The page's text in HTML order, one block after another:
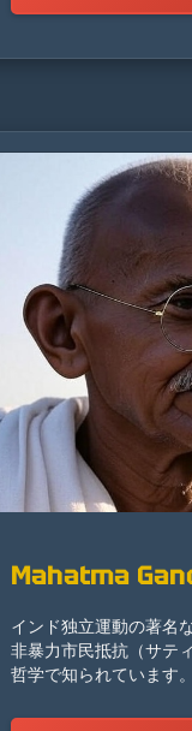
Mahatma
インド独立運動の著名
非暴力市民抵抗（サテ
哲学で知られています。